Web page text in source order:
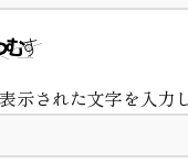
示された文字を入力